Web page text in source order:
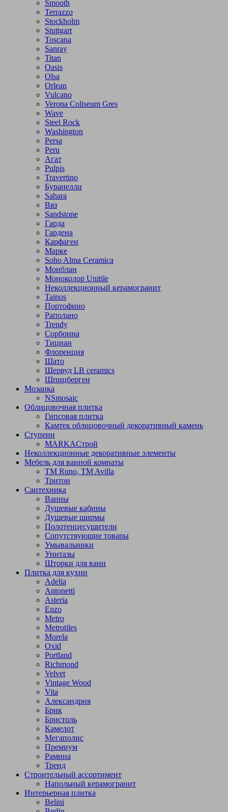
Smooth
Terrazzo
Stockholm
Stuttgart
Toscana
Sanray
Titan
Oasis
Olsa
Orlean
Vulcano
Verona Coliseum Gres
Wave
Steel Rock
Washington
Persa
Peru
Агат
Pulpis
Travertino
Буранелли
Sahara
Вяз
Sandstone
Гарда
Гардена
Карфаген
Марке
Soho Alma Ceramica
Монблан
Моноколор Unitile
Неколлекционный керамогранит
Tainos
Портофино
Раполано
Trendy
Сорбонна
Тициан
Флоренция
Шато
Шервуд LB ceramics
Шпицберген
Мозаика
NSmosaic
Облицовочная плитка
Гипсовая плитка
Камтек облицовочный декоративный камень
Ступени
МARKAСтрой
Неколлекционные декоративные элементы
Мебель для ванной комнаты
TM Runo, TM Avilla
Тритон
Сантехника
Ванны
Душевые кабины
Душевые ширмы
Полотенцесушители
Сопутствующие товары
Умывальники
Унитазы
Шторки для ванн
Плитка для кухни
Adelia
Antonetti
Asteria
Enzo
Metro
Metrotiles
Morela
Oxid
Portland
Richmond
Velvet
Vintage Wood
Vita
Александрия
Брик
Бристоль
Камелот
Мегаполис
Премиум
Рамина
Тренд
Строительный ассортимент
Напольный керамогранит
Интерьерная плитка
Belini